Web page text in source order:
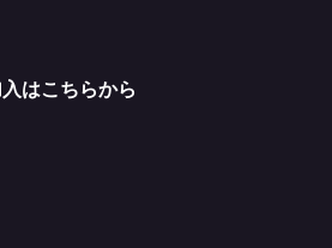
はこちらから